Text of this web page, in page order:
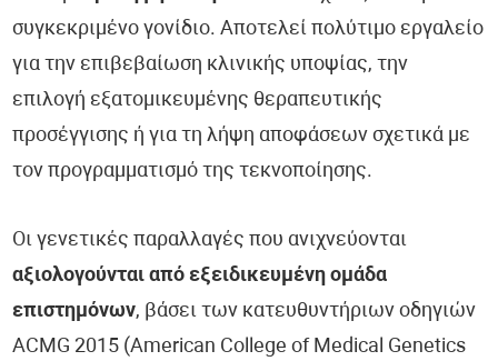
συγκεκριμένο γονίδιο. Αποτελεί πολύτιμο εργαλείο
για την επιβεβαίωση κλινικής υποψίας, την
επιλογή εξατομικευμένης θεραπευτικής
προσέγγισης ή για τη λήψη αποφάσεων σχετικά με
τον προγραμματισμό της τεκνοποίησης.
Οι γενετικές παραλλαγές που ανιχνεύονται
αξιολογούνται από εξειδικευμένη ομάδα
επιστημόνων, βάσει των κατευθυντήριων οδηγιών
ACMG 2015 (American College of Medical Genetics